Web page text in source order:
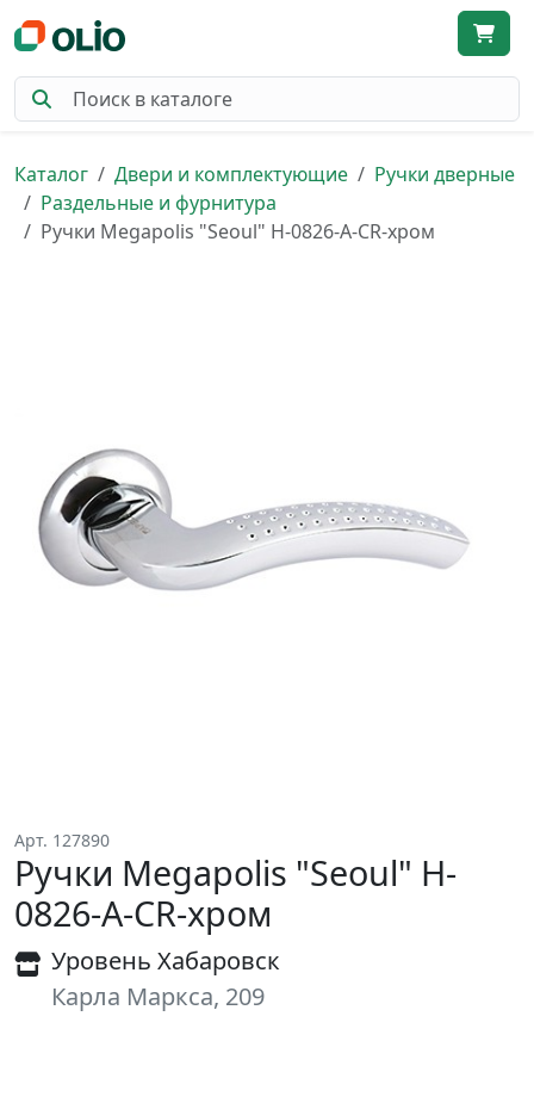
Каталог Двери и комплектующие
Ручки дверные
Раздельные и фурнитура
Ручки Megapolis "Seoul" H-0826-A-CR-хром
Арт. 127890
Ручки Megapolis "Seoul" H-
0826-A-CR-хром
Уровень Хабаровск
Карла Маркса, 209